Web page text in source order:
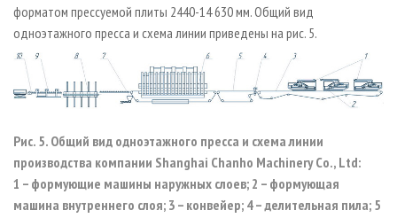
форматом прессуемой плиты 2440-14 630 мм. Общий вид
одноэтажного пресса и схема линии приведены на рис. 5.
Рис. 5. Общий вид одноэтажного пресса и схема линии
производства компании Shanghai Chanho Machinery Co., Ltd:
1 – формующие машины наружных слоев; 2 – формующая
машина внутреннего слоя; 3 – конвейер; 4 – делительная пила; 5